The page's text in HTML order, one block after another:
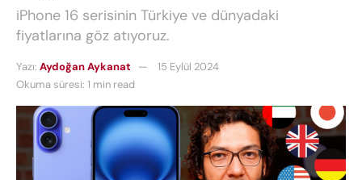
iPhone 16 serisinin Türkiye ve dünyadaki
fiyatlarına göz atıyoruz.
Yazı: Aydoğan Aykanat
15 Eylül 2024
Okuma süresi: 1 min read